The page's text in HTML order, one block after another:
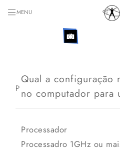
MENU
P
Qual a configuração
no computador para
Processador
Processadro 1GHz ou